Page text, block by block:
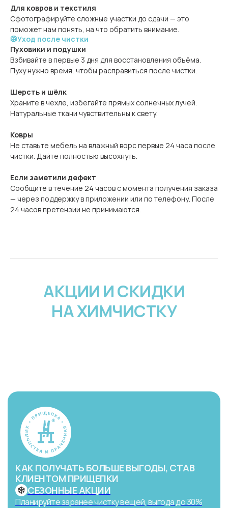
Для ковров и текстиля
Сфотографируйте сложные участки до сдачи — это
поможет нам понять, на что обратить внимание.
🥼Уход после чистки
Пуховики и подушки
Взбивайте в первые 3 дня для восстановления объёма.
Пуху нужно время, чтобы расправиться после чистки.
Шерсть и шёлк
Храните в чехле, избегайте прямых солнечных лучей.
Натуральные ткани чувствительны к свету.
Ковры
Не ставьте мебель на влажный ворс первые 24 часа после
чистки. Дайте полностью высохнуть.
Если заметили дефект
Сообщите в течение 24 часов с момента получения заказа
— через поддержку в приложении или по телефону. После
24 часов претензии не принимаются.
АКЦИИ И СКИДКИ
НА ХИМЧИСТКУ
СЕЗОННЫЕ АКЦИИ
Планируйте заранее чистку вещей, выгода до 30%
КАК ПОЛУЧАТЬ БОЛЬШЕ ВЫГОДЫ, СТАВ
КЛИЕНТОМ ПРИЩЕПКИ